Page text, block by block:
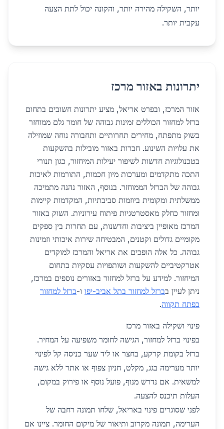
יותר, השקילה מהירה יותר, והקונה יכול לתת הצעה
עקבית יותר.
יתרונות באזור מרכז
אזור המרכז, ובפרט אריאל, מציע יתרונות חשובים בתחום
ברזל למחזור הכוללים זמינות גבוהה של חומר גלם ממוחזר
בשוק מתפתח, מחירים תחרותיים ותחבורה נוחה שמוזילה
את עלויות השינוע. חברות באזור מובילות בהשקעות
בטכנולוגיות חדשות לשיפור יעילות המיחזור, כגון תנורי
התכה מתקדמים ומערכות מיון חכמות, התורמות לאיכות
גבוהה של הברזל הממוחזר. בנוסף, האזור נהנה מתמיכה
ממשלתית ומקומית ביוזמות סביבתיות, המקדמות קיימות
ומחזור כחלק מאסטרטגיות פיתוח עירוניות. השוק באזור
המרכז מאופיין ביציבות וחדשנות, עם תחרות בין ספקים
מקומיים גדולים וקטנים, המבטיחה שירות איכותי וזמינות
גבוהה. כל אלה הופכים את אריאל והמרכז למוקדים
אטרקטיביים להשקעות ושותפויות עסקיות בתחום
המיחזור. למידע על ברזל למחזור באזורים נוספים במרכז,
ניתן לעיין בברזל למחזור בתל אביב-יפו ו-ברזל למחזור
בפתח תקווה.
פינוי ושקילה באזור מרכז
בפינוי ברזל למחזור, הגישה לחומר משפיעה על המחיר.
ברזל בקומת קרקע, בחצר או ליד שער כניסה קל לפינוי
יותר מערימה בגג, מקלט, חניון צפוף או אתר ללא גישה
למשאית. אם נדרש מנוף, פועל נוסף או פירוק במקום,
העלות תיכנס להצעה.
לפני שסוגרים פינוי באריאל, שלחו תמונה רחבה של
הערימה, תמונה מקרוב ותיאור של מיקום החומר. ציינו אם